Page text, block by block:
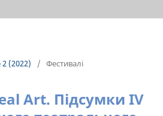
(2022) / Фестивалі
Art. Підсумки IV